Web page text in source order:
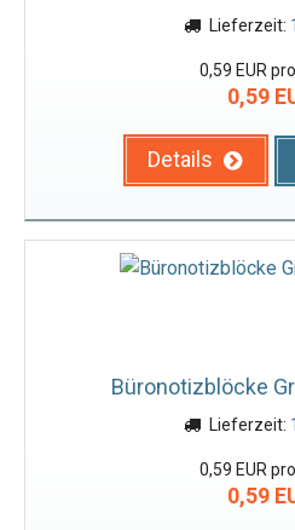
Lieferzeit:
0,59 EUR
0,59
Details
Büronotizblöcke
Lieferzeit:
0,59 EUR
0,59